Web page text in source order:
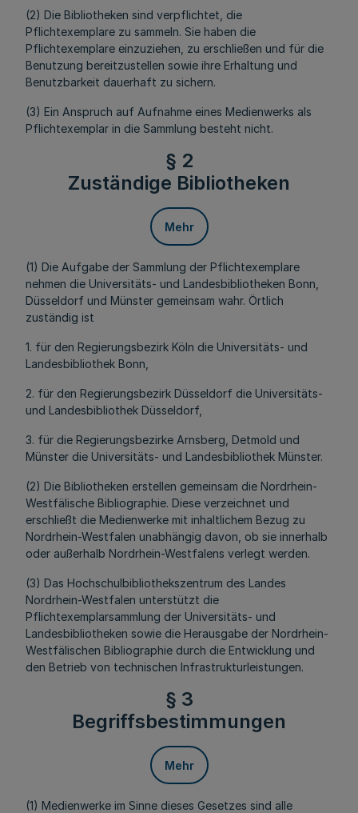
(2) Die Bibliotheken sind verpflichtet, die
Pflichtexemplare zu sammeln. Sie haben die
Pflichtexemplare einzuziehen, zu erschließen und für die
Benutzung bereitzustellen sowie ihre Erhaltung und
Benutzbarkeit dauerhaft zu sichern.
(3) Ein Anspruch auf Aufnahme eines Medienwerks als
Pflichtexemplar in die Sammlung besteht nicht.
§ 2
Zuständige Bibliotheken
Mehr
(1) Die Aufgabe der Sammlung der Pflichtexemplare
nehmen die Universitäts- und Landesbibliotheken Bonn,
Düsseldorf und Münster gemeinsam wahr. Örtlich
zuständig ist
1. für den Regierungsbezirk Köln die Universitäts- und
Landesbibliothek Bonn,
2. für den Regierungsbezirk Düsseldorf die Universitäts-
und Landesbibliothek Düsseldorf,
3. für die Regierungsbezirke Arnsberg, Detmold und
Münster die Universitäts- und Landesbibliothek Münster.
(2) Die Bibliotheken erstellen gemeinsam die Nordrhein-
Westfälische Bibliographie. Diese verzeichnet und
erschließt die Medienwerke mit inhaltlichem Bezug zu
Nordrhein-Westfalen unabhängig davon, ob sie innerhalb
oder außerhalb Nordrhein-Westfalens verlegt werden.
(3) Das Hochschulbibliothekszentrum des Landes
Nordrhein-Westfalen unterstützt die
Pflichtexemplarsammlung der Universitäts- und
Landesbibliotheken sowie die Herausgabe der Nordrhein-
Westfälischen Bibliographie durch die Entwicklung und
den Betrieb von technischen Infrastrukturleistungen.
§ 3
Begriffsbestimmungen
Mehr
(1) Medienwerke im Sinne dieses Gesetzes sind alle